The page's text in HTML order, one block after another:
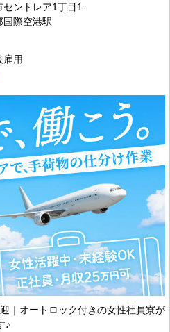
ントレア1丁目1
国際空港駅
雇用
｜オートロック付きの女性社員寮が
♪